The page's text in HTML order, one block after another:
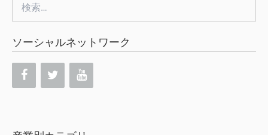
索:
ソーシャルネットワーク